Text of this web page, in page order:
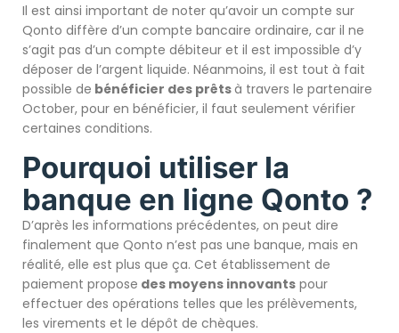
Il est ainsi important de noter qu’avoir un compte sur
Qonto diffère d’un compte bancaire ordinaire, car il ne
s’agit pas d’un compte débiteur et il est impossible d’y
déposer de l’argent liquide. Néanmoins, il est tout à fait
possible de bénéficier des prêtsà travers le partenaire
October, pour en bénéficier, il faut seulement vérifier
certaines conditions.
Pourquoi utiliser la
banque en ligne Qonto ?
D’après les informations précédentes, on peut dire
finalement que Qonto n’est pas une banque, mais en
réalité, elle est plus que ça. Cet établissement de
paiement propose des moyens innovants pour
effectuer des opérations telles que les prélèvements,
les virements et le dépôt de chèques.